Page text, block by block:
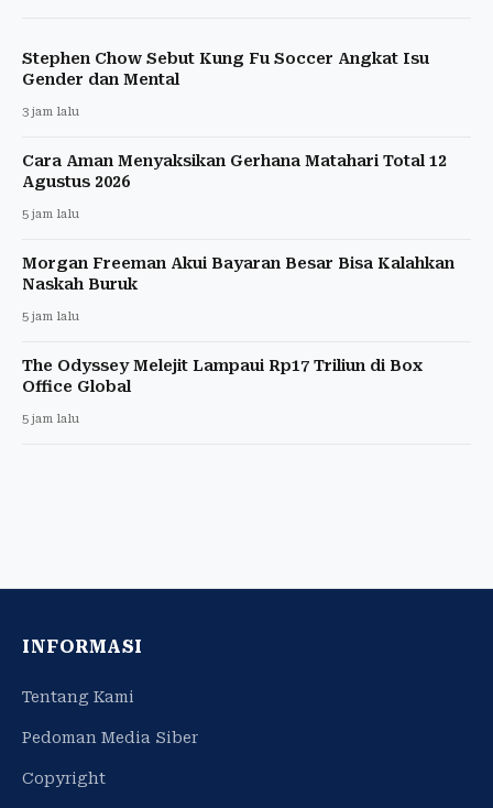
Stephen Chow Sebut Kung Fu Soccer Angkat Isu
Gender dan Mental
3 jam lalu
Cara Aman Menyaksikan Gerhana Matahari Total 12
Agustus 2026
5 jam lalu
Morgan Freeman Akui Bayaran Besar Bisa Kalahkan
Naskah Buruk
5 jam lalu
The Odyssey Melejit Lampaui Rp17 Triliun di Box
Office Global
5 jam lalu
INFORMASI
Tentang Kami
Pedoman Media Siber
Copyright